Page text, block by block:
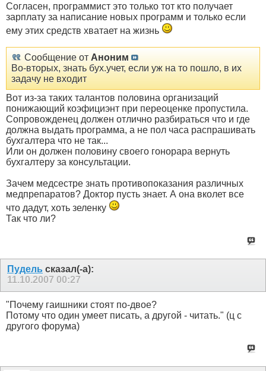
Согласен, программист это только тот кто получает
зарплату за написание новых программ и только если
ему этих средств хватает на жизнь
Сообщение от Аноним
Во-вторых, знать бух.учет, если уж на то пошло, в их
задачу не входит
Вот из-за таких талантов половина организаций
понижающий коэфициэнт при переоценке пропустила.
Сопровожденец должен отлично разбираться что и где
должна выдать программа, а не пол часа распрашивать
бухгалтера что не так...
Или он должен половину своего гонорара вернуть
бухгалтеру за консультации.
Зачем медсестре знать противопоказания различных
медпрепаратов? Доктор пусть знает. А она вколет все
что дадут, хоть зеленку
Так что ли?
Пудель сказал(-а):
11.10.2007 00:27
"Почему гаишники стоят по-двое?
Потому что один умеет писать, а другой - читать." (ц с
другого форума)